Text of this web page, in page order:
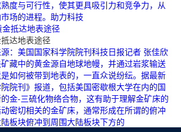
度与可行性，使其更具吸引力和竞争力，从
场的进程。助力科技
达地表途径
：美国国家科学院院刊科技日报记者 张佳欣
藏中的黄金源自地球地幔，并通过岩浆输送
如何被带到地表的，一直众说纷纭。据最新
院刊》报道，包括美国密歇根大学在内的国
金-三硫化物络合物，这有助于理解金矿床的
密切相关的金矿床，通常形成在所谓的俯冲
板块俯冲到周围大陆板块下方的